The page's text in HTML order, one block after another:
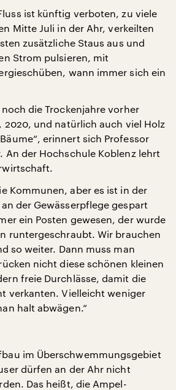
ist künftig verboten, zu viele
Mitte Juli in der Ahr, verkeilten
zusätzliche Staus aus und
Strom pulsieren, mit
wann immer sich ein
noch die Trockenjahre vorher
2020, und natürlich auch viel Holz
erinnert sich Professor
An der Hochschule Koblenz lehrt
Kommunen, aber es ist in der
der Gewässerpflege gespart
ein Posten gewesen, der wurde
runtergeschraubt. Wir brauchen
so weiter. Dann muss man
nicht diese schönen kleinen
freie Durchlässe, damit die
verkanten. Vielleicht weniger
halt abwägen.“
im Überschwemmungsgebiet
dürfen an der Ahr nicht
Das heißt, die Ampel-